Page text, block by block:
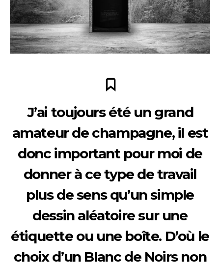
J’ai toujours été un grand
amateur de champagne, il est
donc important pour moi de
donner à ce type de travail
plus de sens qu’un simple
dessin aléatoire sur une
étiquette ou une boîte. D’où le
choix d’un Blanc de Noirs non